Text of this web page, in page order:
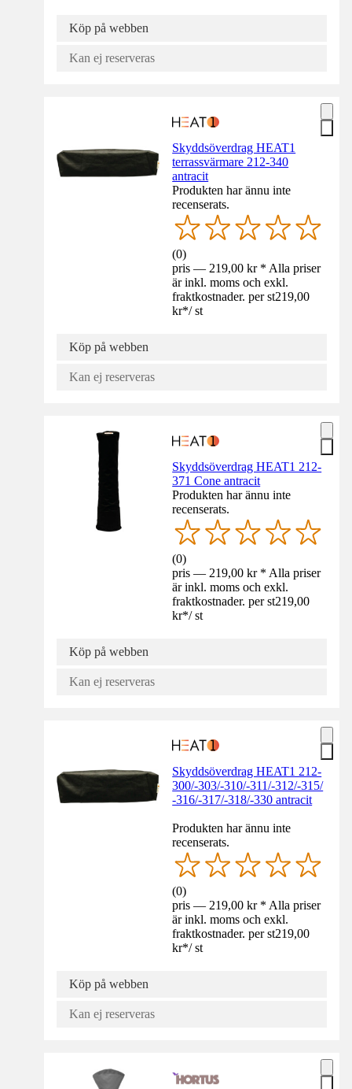
Köp på webben
Kan ej reserveras
Skyddsöverdrag HEAT1
terrassvärmare 212-340
antracit
Produkten har ännu inte
recenserats.
(0)
pris — 219,00 kr * Alla priser
är inkl. moms och exkl.
fraktkostnader. per st219,00
kr*/ st
Köp på webben
Kan ej reserveras
Skyddsöverdrag HEAT1 212-
371 Cone antracit
Produkten har ännu inte
recenserats.
(0)
pris — 219,00 kr * Alla priser
är inkl. moms och exkl.
fraktkostnader. per st219,00
kr*/ st
Köp på webben
Kan ej reserveras
Skyddsöverdrag HEAT1 212-
300/-303/-310/-311/-312/-315/
-316/-317/-318/-330 antracit
Produkten har ännu inte
recenserats.
(0)
pris — 219,00 kr * Alla priser
är inkl. moms och exkl.
fraktkostnader. per st219,00
kr*/ st
Köp på webben
Kan ej reserveras